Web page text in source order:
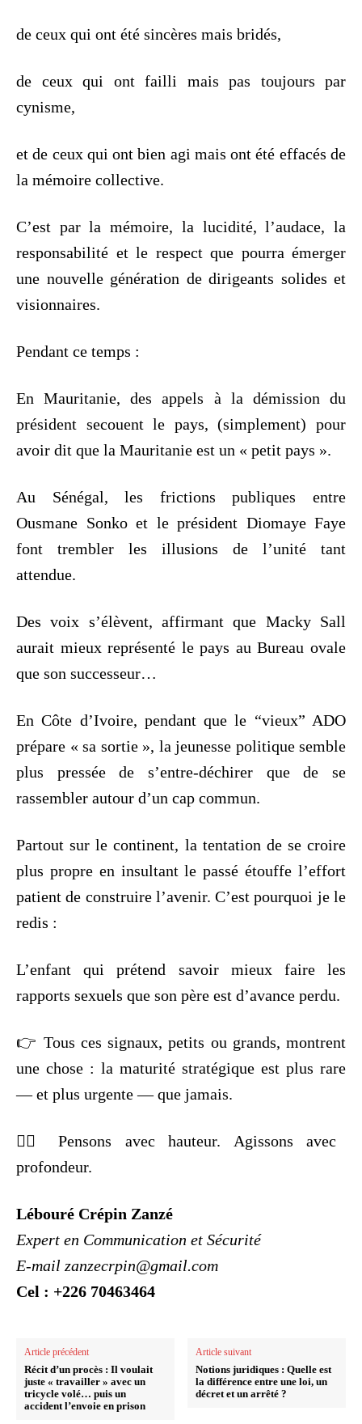
de ceux qui ont été sincères mais bridés,
de ceux qui ont failli mais pas toujours par
cynisme,
et de ceux qui ont bien agi mais ont été effacés de
la mémoire collective.
C’est par la mémoire, la lucidité, l’audace, la
responsabilité et le respect que pourra émerger
une nouvelle génération de dirigeants solides et
visionnaires.
Pendant ce temps :
En Mauritanie, des appels à la démission du
président secouent le pays, (simplement) pour
avoir dit que la Mauritanie est un « petit pays ».
Au Sénégal, les frictions publiques entre
Ousmane Sonko et le président Diomaye Faye
font trembler les illusions de l’unité tant
attendue.
Des voix s’élèvent, affirmant que Macky Sall
aurait mieux représenté le pays au Bureau ovale
que son successeur…
En Côte d’Ivoire, pendant que le “vieux” ADO
prépare « sa sortie », la jeunesse politique semble
plus pressée de s’entre-déchirer que de se
rassembler autour d’un cap commun.
Partout sur le continent, la tentation de se croire
plus propre en insultant le passé étouffe l’effort
patient de construire l’avenir. C’est pourquoi je le
redis :
L’enfant qui prétend savoir mieux faire les
rapports sexuels que son père est d’avance perdu.
👉 Tous ces signaux, petits ou grands, montrent
une chose : la maturité stratégique est plus rare
— et plus urgente — que jamais.
✊🏾 Pensons avec hauteur. Agissons avec
profondeur.
Lébouré Crépin Zanzé
Expert en Communication et Sécurité
E-mail zanzecrpin@gmail.com
Cel : +226 70463464
Article précédent
Récit d’un procès : Il voulait
juste « travailler » avec un
tricycle volé… puis un
accident l’envoie en prison
Article suivant
Notions juridiques : Quelle est
la différence entre une loi, un
décret et un arrêté ?